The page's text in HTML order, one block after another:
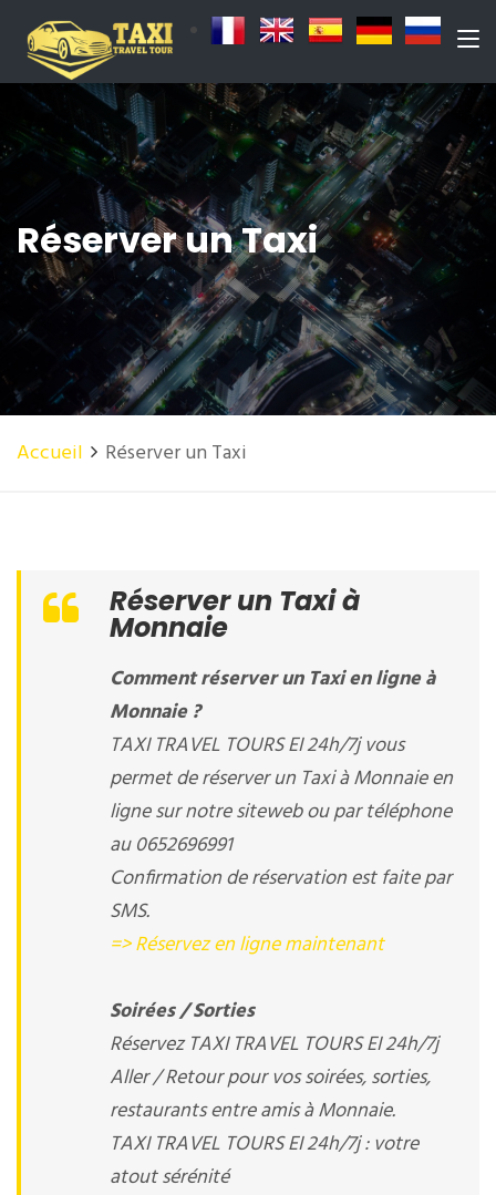
Réserver un Taxi
Accueil Réserver un Taxi
Réserver un Taxi à
Monnaie
Comment réserver un Taxi en ligne à
Monnaie ?
TAXI TRAVEL TOURS EI 24h/7j vous
permet de réserver un Taxi à Monnaie en
ligne sur notre siteweb ou par téléphone
au 0652696991
Confirmation de réservation est faite par
SMS.
=> Réservez en ligne maintenant
Soirées / Sorties
Réservez TAXI TRAVEL TOURS EI 24h/7j
Aller / Retour pour vos soirées, sorties,
restaurants entre amis à Monnaie.
TAXI TRAVEL TOURS EI 24h/7j : votre
atout sérénité